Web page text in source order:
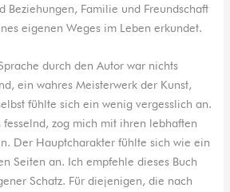
Beziehungen, Familie und Freundschaft
eigenen Weges im Leben erkundet.
durch den Autor war nichts
ein wahres Meisterwerk der Kunst,
fühlte sich ein wenig vergesslich an.
fesselnd, zog mich mit ihren lebhaften
Der Hauptcharakter fühlte sich wie ein
Seiten an. Ich empfehle dieses Buch
Schatz. Für diejenigen, die nach